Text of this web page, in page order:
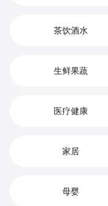
茶饮酒水
生鲜果蔬
医疗健康
家居
母婴